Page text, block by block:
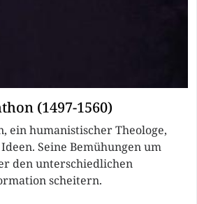
(1497-1560)
ein humanistischer Theologe,
Seine Bemühungen um
den unterschiedlichen
scheitern.